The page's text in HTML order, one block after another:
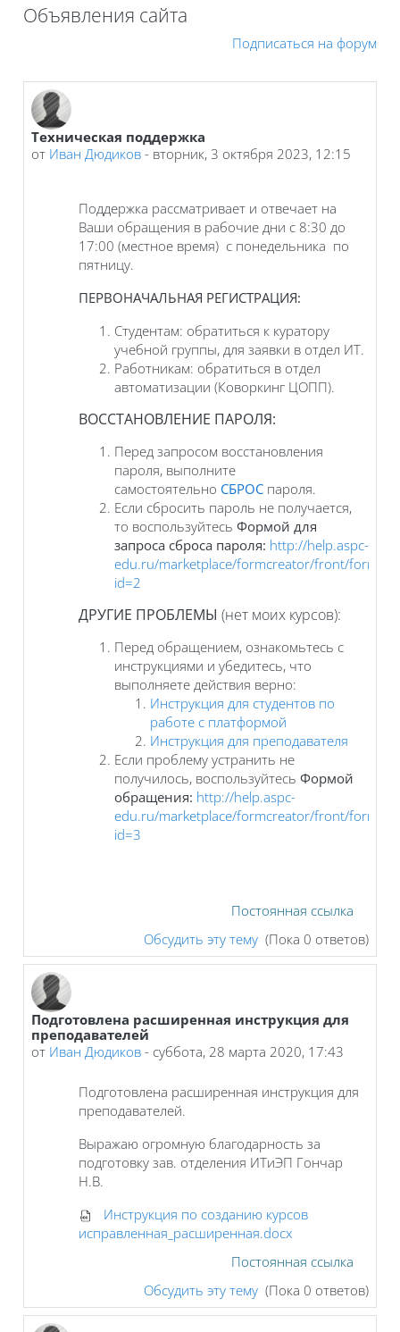
Объявления сайта
Подписаться на форум
Техническая поддержка
от Иван Дюдиков - вторник, 3 октября 2023, 12:15
Поддержка рассматривает и отвечает на
Ваши обращения в рабочие дни с 8:30 до
17:00 (местное время) с понедельника по
пятницу.
ПЕРВОНАЧАЛЬНАЯ РЕГИСТРАЦИЯ:
Студентам: обратиться к куратору
учебной группы, для заявки в отдел ИТ.
Работникам: обратиться в отдел
автоматизации (Коворкинг ЦОПП).
ВОССТАНОВЛЕНИЕ ПАРОЛЯ:
Перед запросом восстановления
пароля, выполните
самостоятельно СБРОС пароля.
Если сбросить пароль не получается,
то воспользуйтесь Формой для
запроса сброса пароля: http://help.aspc-
edu.ru/marketplace/formcreator/front/
id=2
ДРУГИЕ ПРОБЛЕМЫ (нет моих курсов):
Перед обращением, ознакомьтесь с
инструкциями и убедитесь, что
выполняете действия верно:
Инструкция для студентов по
работе с платформой
Инструкция для преподавателя
Если проблему устранить не
получилось, воспользуйтесь Формой
обращения: http://help.aspc-
edu.ru/marketplace/formcreator/front/
id=3
Постоянная ссылка
Обсудить эту тему (Пока 0 ответов)
Подготовлена расширенная инструкция для
преподавателей
от Иван Дюдиков - суббота, 28 марта 2020, 17:43
Подготовлена расширенная инструкция для
преподавателей.
Выражаю огромную благодарность за
подготовку зав. отделения ИТиЭП Гончар
Н.В.
Инструкция по созданию курсов
исправленная_расширенная.docx
Постоянная ссылка
Обсудить эту тему (Пока 0 ответов)